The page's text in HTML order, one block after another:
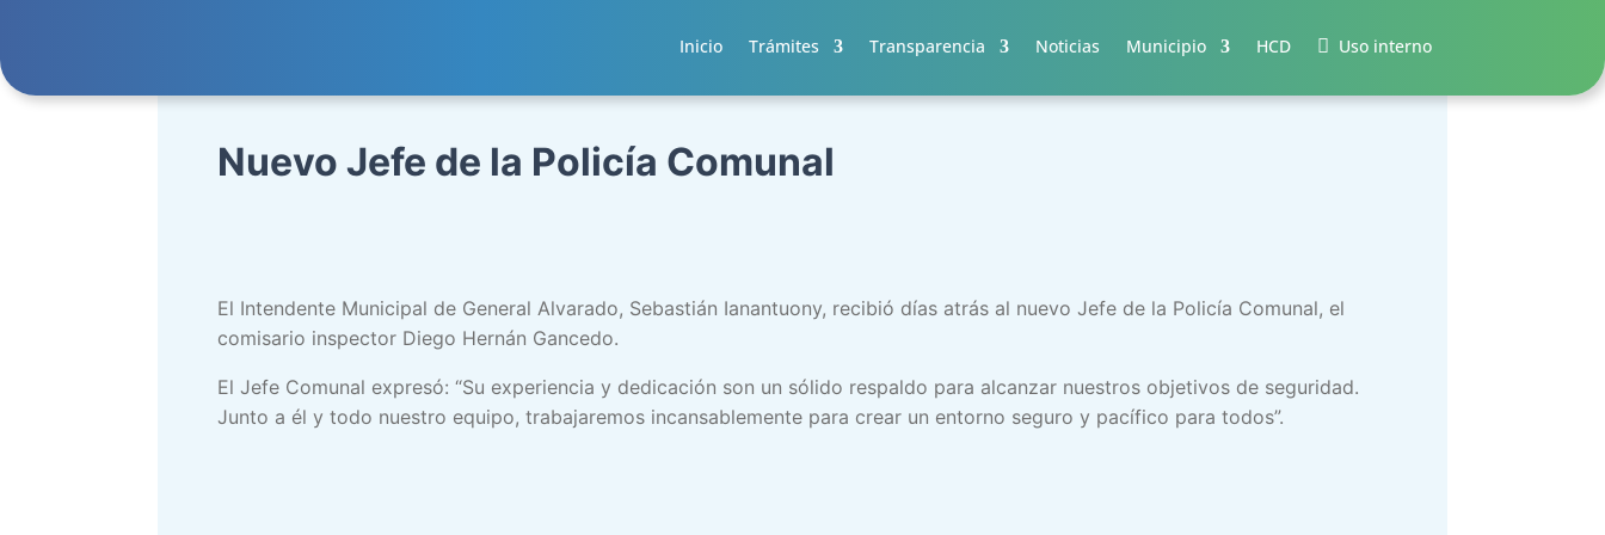
Inicio Trámites Transparencia Noticias Municipio HCD Uso interno
Nuevo Jefe de la Policía Comunal
El Intendente Municipal de General Alvarado, Sebastián Ianantuony, recibió días atrás al nuevo Jefe de la Policía Comunal, el
comisario inspector Diego Hernán Gancedo.
El Jefe Comunal expresó: “Su experiencia y dedicación son un sólido respaldo para alcanzar nuestros objetivos de seguridad.
Junto a él y todo nuestro equipo, trabajaremos incansablemente para crear un entorno seguro y pacífico para todos”.